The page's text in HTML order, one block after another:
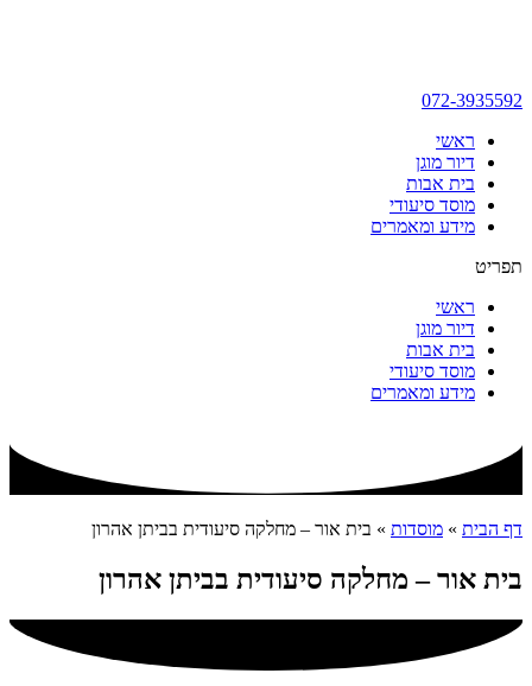
072-3935592
ראשי
דיור מוגן
בית אבות
מוסד סיעודי
מידע ומאמרים
תפריט
ראשי
דיור מוגן
בית אבות
מוסד סיעודי
מידע ומאמרים
דף הבית » מוסדות » בית אור – מחלקה סיעודית בביתן אהרון
בית אור – מחלקה סיעודית בביתן אהרון